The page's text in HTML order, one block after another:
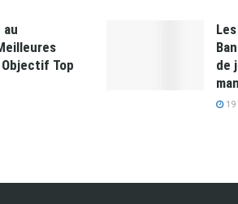
au
Top
de
19